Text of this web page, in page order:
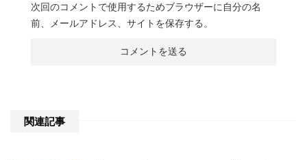
次回のコメントで使用するためブラウザーに自分の名
前、メールアドレス、サイトを保存する。
関連記事